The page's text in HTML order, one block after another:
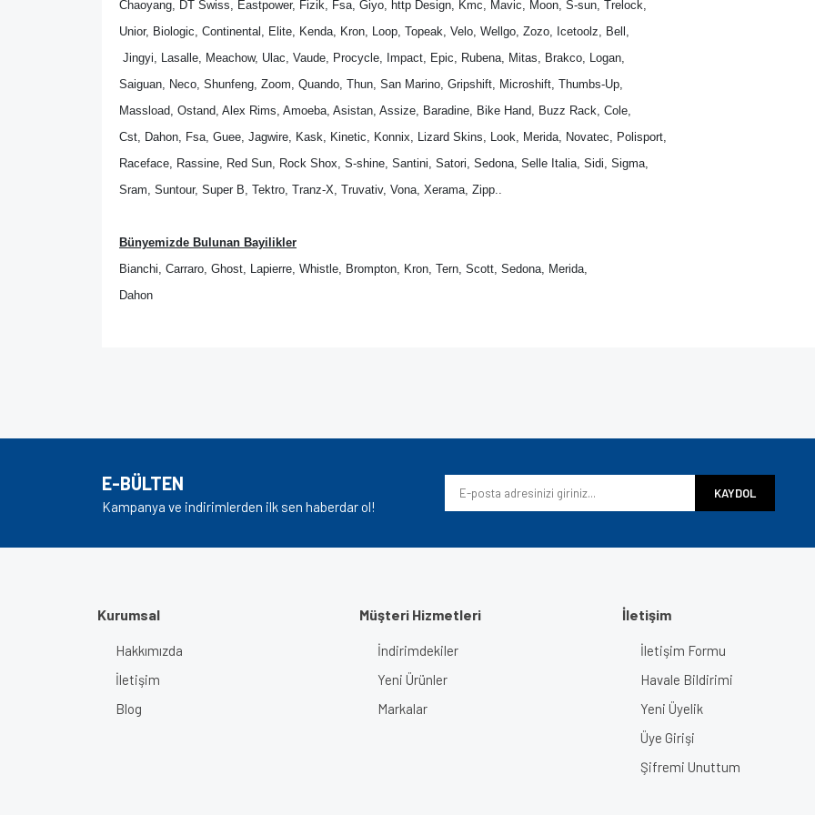
Chaoyang, DT Swiss, Eastpower, Fizik, Fsa, Giyo, http Design, Kmc, Mavic, Moon, S-sun, Trelock,
Unior, Biologic, Continental, Elite, Kenda, Kron, Loop, Topeak, Velo, Wellgo, Zozo, Icetoolz, Bell,
Jingyi, Lasalle, Meachow, Ulac, Vaude, Procycle, Impact, Epic, Rubena, Mitas, Brakco, Logan,
Saiguan, Neco, Shunfeng, Zoom, Quando, Thun, San Marino, Gripshift, Microshift, Thumbs-Up,
Massload, Ostand, Alex Rims, Amoeba, Asistan, Assize, Baradine, Bike Hand, Buzz Rack, Cole,
Cst, Dahon, Fsa, Guee, Jagwire, Kask, Kinetic, Konnix, Lizard Skins, Look, Merida, Novatec, Polisport,
Raceface, Rassine, Red Sun, Rock Shox, S-shine, Santini, Satori, Sedona, Selle Italia, Sidi, Sigma,
Sram, Suntour, Super B, Tektro, Tranz-X, Truvativ, Vona, Xerama, Zipp..
Bünyemizde Bulunan Bayilikler
Bianchi, Carraro, Ghost, Lapierre, Whistle, Brompton, Kron, Tern, Scott, Sedona, Merida,
Dahon
Ürün resmi kalitesiz, bozuk veya görüntülenemiyor.
Ürün bilgilerinde hatalar bulunuyor.
E-BÜLTEN
Kampanya ve indirimlerden ilk sen haberdar ol!
KAYDOL
Kurumsal
Hakkımızda
İletişim
Blog
Müşteri Hizmetleri
İndirimdekiler
Yeni Ürünler
Markalar
İletişim
İletişim Formu
Havale Bildirimi
Yeni Üyelik
Üye Girişi
Şifremi Unuttum